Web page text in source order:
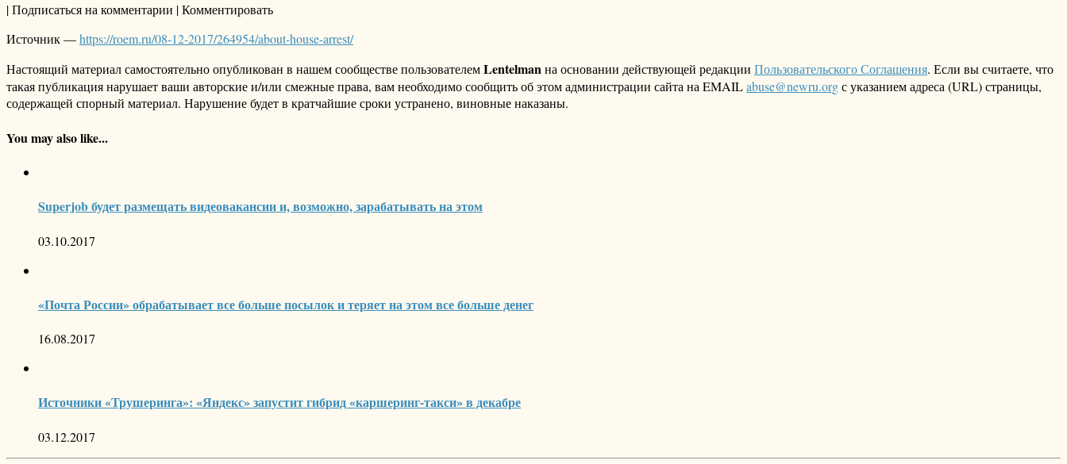
| Подписаться на комментарии | Комментировать
Источник —https://roem.ru/08-12-2017/264954/about-house-arrest/
Настоящий материал самостоятельно опубликован в нашем сообществе пользователемLentelmanна основании действующей редакции Пользовательского Соглашения. Если вы считаете, что
такая публикация нарушает ваши авторские и/или смежные права, вам необходимо сообщить об этом администрации сайта на EMAILabuse@newru.orgс указанием адреса (URL) страницы,
содержащей спорный материал. Нарушение будет в кратчайшие сроки устранено, виновные наказаны.
You may also like...
Superjob будет размещать видеовакансии и, возможно, зарабатывать на этом
03.10.2017
«Почта России» обрабатывает все больше посылок и теряет на этом все больше денег
16.08.2017
Источники «Трушеринга»: «Яндекс» запустит гибрид «каршеринг-такси» в декабре
03.12.2017